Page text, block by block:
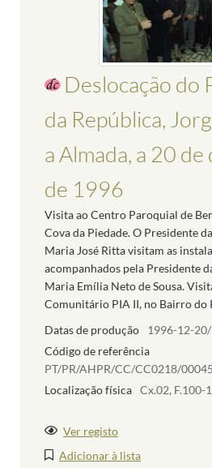
Deslocação do
da República,
a Almada, a 20
de 1996
Visita ao Centro Paroquial de
Cova da Piedade. O Presidente
Maria José Ritta visitam as
acompanhados pela Presidente
Maria Emília Neto de Sousa.
Comunitário PIA II, no Bairro do
Datas de produção
1996-12-
Código de referência
PT/PR/AHPR/CC/CC0218/
Localização física Cx.02, F.100-
Ver registo
Adicionar à lista